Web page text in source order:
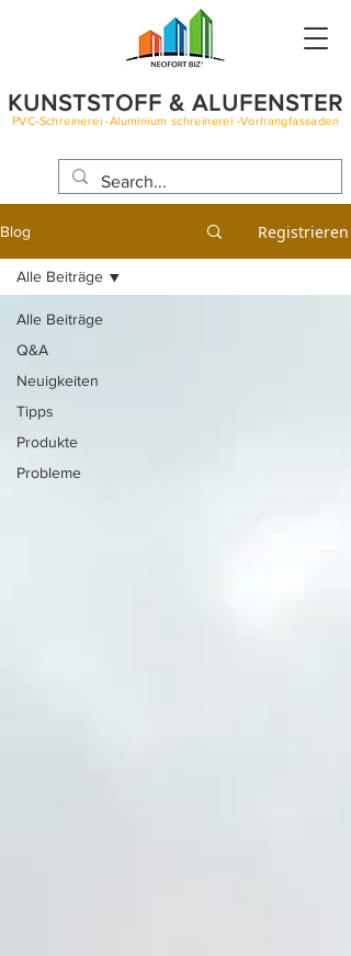
KUNSTSTOFF & ALUFENSTER
PVC-Schreinerei -Aluminium schreinerei -Vorhangfassaden
Blog Registrieren
Alle Beiträge
Q&A
Neuigkeiten
Tipps
Produkte
Probleme
Alle Beiträge